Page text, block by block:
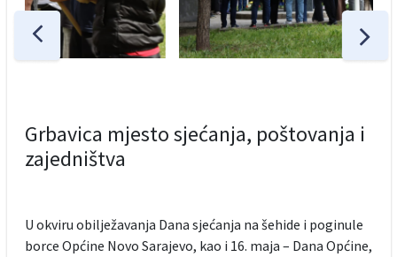
Grbavica mjesto sjećanja, poštovanja i
zajedništva
U okviru obilježavanja Dana sjećanja na šehide i poginule
borce Općine Novo Sarajevo, kao i 16. maja – Dana Općine,